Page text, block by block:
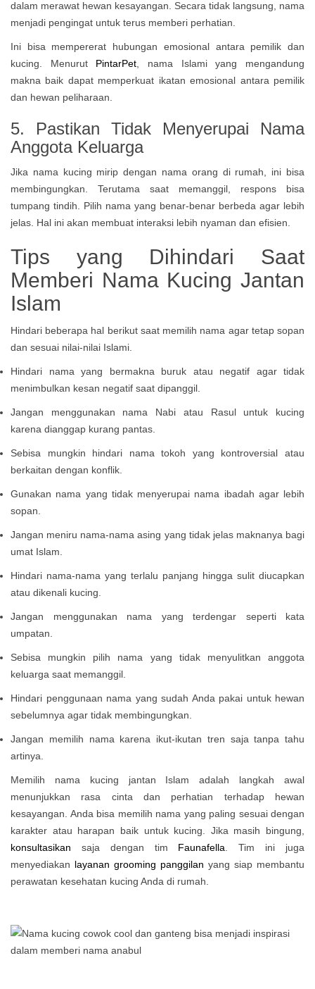
dalam merawat hewan kesayangan. Secara tidak langsung, nama
menjadi pengingat untuk terus memberi perhatian.
Ini bisa mempererat hubungan emosional antara pemilik dan
kucing. Menurut
PintarPet , nama Islami yang mengandung
makna baik dapat memperkuat ikatan emosional antara pemilik
dan hewan peliharaan.
5. Pastikan Tidak Menyerupai Nama
Anggota Keluarga
Jika nama kucing mirip dengan nama orang di rumah, ini bisa
membingungkan. Terutama saat memanggil, respons bisa
tumpang tindih. Pilih nama yang benar-benar berbeda agar lebih
jelas. Hal ini akan membuat interaksi lebih nyaman dan efisien.
Tips yang Dihindari Saat
Memberi Nama Kucing Jantan
Islam
Hindari beberapa hal berikut saat memilih nama agar tetap sopan
dan sesuai nilai-nilai Islami.
Hindari nama yang bermakna buruk atau negatif agar tidak
menimbulkan kesan negatif saat dipanggil.
Jangan menggunakan nama Nabi atau Rasul untuk kucing
karena dianggap kurang pantas.
Sebisa mungkin hindari nama tokoh yang kontroversial atau
berkaitan dengan konflik.
Gunakan nama yang tidak menyerupai nama ibadah agar lebih
sopan.
Jangan meniru nama-nama asing yang tidak jelas maknanya bagi
umat Islam.
Hindari nama-nama yang terlalu panjang hingga sulit diucapkan
atau dikenali kucing.
Jangan menggunakan nama yang terdengar seperti kata
umpatan.
Sebisa mungkin pilih nama yang tidak menyulitkan anggota
keluarga saat memanggil.
Hindari penggunaan nama yang sudah Anda pakai untuk hewan
sebelumnya agar tidak membingungkan.
Jangan memilih nama karena ikut-ikutan tren saja tanpa tahu
artinya.
Memilih nama kucing jantan Islam adalah langkah awal
menunjukkan rasa cinta dan perhatian terhadap hewan
kesayangan. Anda bisa memilih nama yang paling sesuai dengan
karakter atau harapan baik untuk kucing. Jika masih bingung,
konsultasikan saja dengan tim Faunafella . Tim ini juga
menyediakan layanan grooming panggilan yang siap membantu
perawatan kesehatan kucing Anda di rumah.